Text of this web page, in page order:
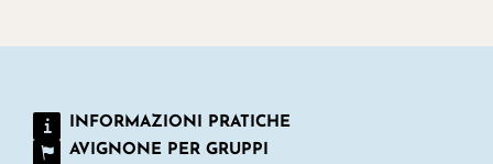
INFORMAZIONI PRATICHE
AVIGNONE PER GRUPPI